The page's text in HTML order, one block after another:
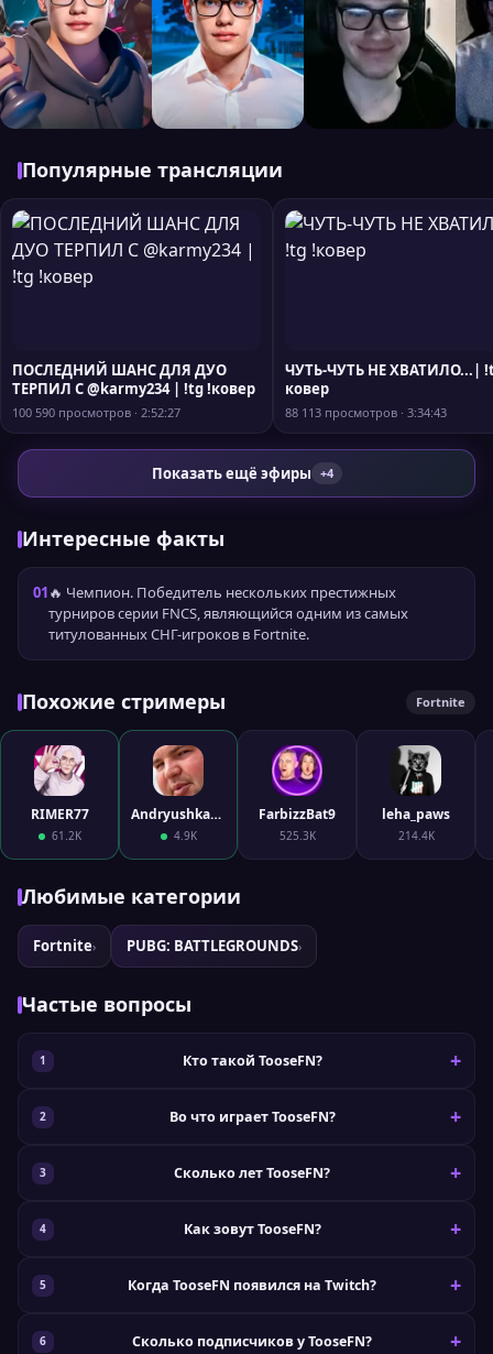
Популярные трансляции
ПОСЛЕДНИЙ ШАНС ДЛЯ ДУО
ТЕРПИЛ С @karmy234 | !tg !ковер
100 590 просмотров · 2:52:27
ЧУТЬ-ЧУТЬ НЕ ХВАТИЛО...|
ковер
88 113 просмотров · 3:34:43
Показать ещё эфиры +4
Интересные факты
01🔥 Чемпион. Победитель нескольких престижных
турниров серии FNCS, являющийся одним из самых
титулованных СНГ-игроков в Fortnite.
Похожие стримеры Fortnite
RIMER77
61.2K
AndryushkaPushka
4.9K
FarbizzBat9
525.3K
leha_paws
214.4K
Любимые категории
Fortnite› PUBG: BATTLEGROUNDS›
Частые вопросы
Кто такой TooseFN?
Во что играет TooseFN?
Сколько лет TooseFN?
Как зовут TooseFN?
Когда TooseFN появился на Twitch?
Сколько подписчиков у TooseFN?